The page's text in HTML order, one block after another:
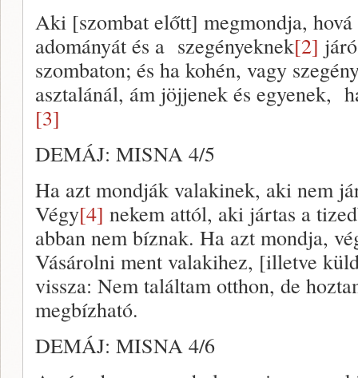
Aki [szombat előtt] megmondja,
adományát és a szegényeknek[2]
szombaton; és ha kohén, vagy
asztalánál, ám jöjjenek és egyenek,
[3]
DEMÁJ: MISNA 4/5
Ha azt mondják valakinek, aki nem
Végy[4] nekem attól, aki jártas a
abban nem bíznak. Ha azt mondja,
Vásárolni ment valakihez, [illetve
vissza: Nem találtam otthon, de
megbízható.
DEMÁJ: MISNA 4/6